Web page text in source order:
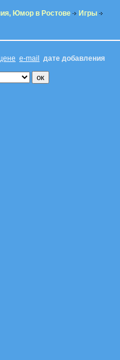
Юмор в Ростове Игры
e-mail дате добавления